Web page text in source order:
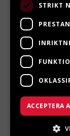
LJUNGBERGS
POWERED BY
STRIKT
ACCEPTERA